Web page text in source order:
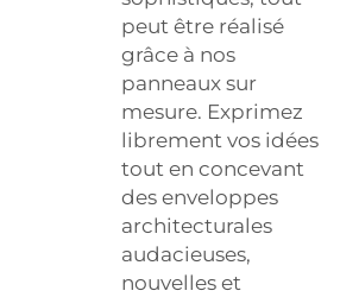
peut être réalisé
grâce à nos
panneaux sur
mesure. Exprimez
librement vos idées
tout en concevant
des enveloppes
architecturales
audacieuses,
nouvelles et